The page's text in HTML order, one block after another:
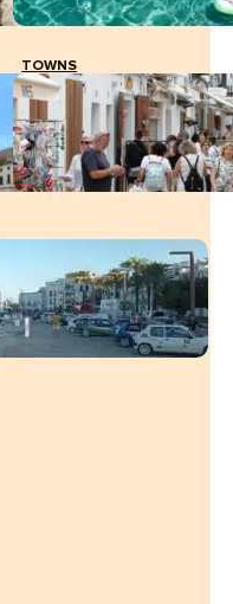
TOWNS